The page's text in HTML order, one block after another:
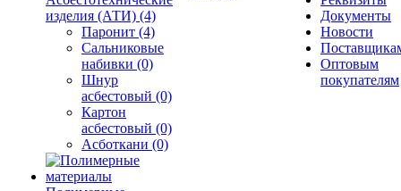
изделия (АТИ) (4)
Паронит (4)
Сальниковые
набивки (0)
Шнур
асбестовый (0)
Картон
асбестовый (0)
Асботкани (0)
Документы
Новости
Оптовым
покупателям